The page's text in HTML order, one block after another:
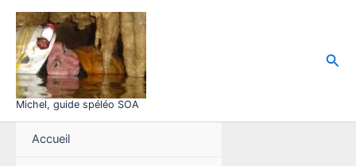
Aller
contenu
Michel, guide spéléo SOA
Accueil